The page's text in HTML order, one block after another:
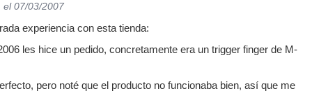
el 07/03/2007
experiencia con esta tienda:
les hice un pedido, concretamente era un trigger finger de M-
pero noté que el producto no funcionaba bien, así que me